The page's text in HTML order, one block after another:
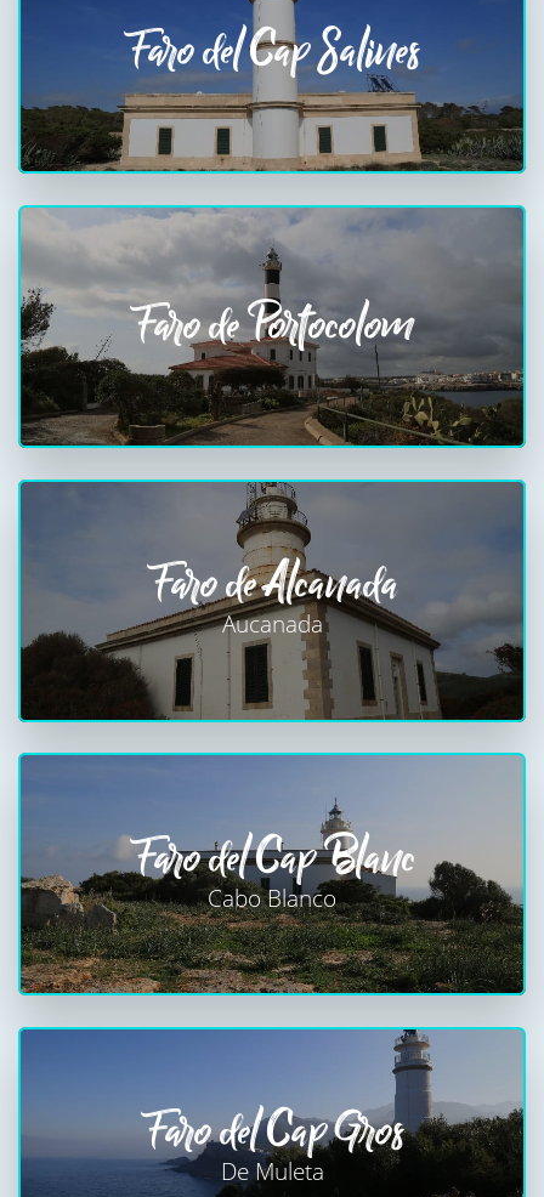
Faro del Cap Salines
Faro de Portocolom
Faro de Alcanada
Aucanada
Faro del Cap Blanc
Cabo Blanco
Faro del Cap Gros
De Muleta